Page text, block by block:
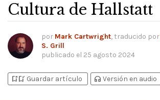
Cultura de Hallstatt
por Mark Cartwright, traducido por
S. Grill
publicado el 25 agosto 2024
bookmark_addbookmark_added Guardar artículo headphones Versión en audio